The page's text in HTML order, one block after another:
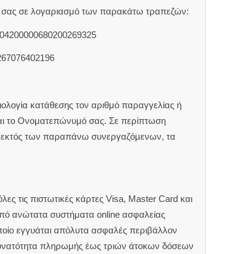
σας σε λογαριασμό των παρακάτω τραπεζών:
κατάθεσης τον αριθμό παραγγελίας ή
το Ονοματεπώνυμό σας. Σε περίπτωση
των παραπάνω συνεργαζόμενων, τα
τις πιστωτικές κάρτες Visa, Master Card και
ανώτατα συστήματα online ασφαλείας
εγγυάται απόλυτα ασφαλές περιβάλλον
πληρωμής έως τριών άτοκων δόσεων